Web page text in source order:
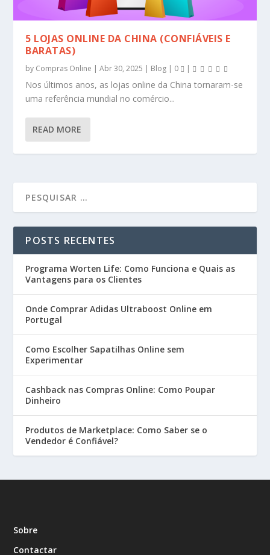
5 LOJAS ONLINE DA CHINA (CONFIÁVEIS E
BARATAS)
by Compras Online |Abr 30, 2025 | Blog | 0 |
Nos últimos anos, as lojas online da China tornaram-se
uma referência mundial no comércio...
READ MORE
POSTS RECENTES
Programa Worten Life: Como Funciona e Quais as
Vantagens para os Clientes
Onde Comprar Adidas Ultraboost Online em
Portugal
Como Escolher Sapatilhas Online sem
Experimentar
Cashback nas Compras Online: Como Poupar
Dinheiro
Produtos de Marketplace: Como Saber se o
Vendedor é Confiável?
Sobre
Contactar